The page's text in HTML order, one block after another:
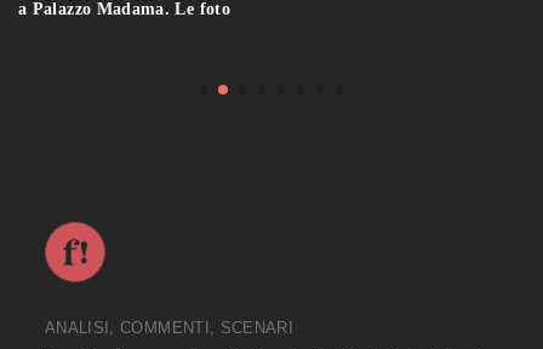
a Palazzo Madama. Le foto
ANALISI, COMMENTI, SCENARI